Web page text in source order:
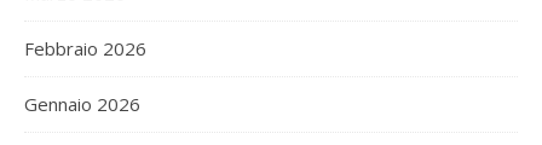
Febbraio 2026
Gennaio 2026